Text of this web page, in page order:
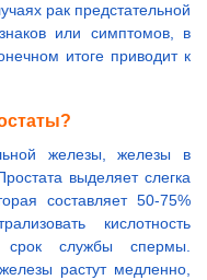
рак предстательной
или симптомов, в
итоге приводит к
железы, железы в
выделяет слегка
составляет 50-75%
кислотность
срок службы спермы.
растут медленно,